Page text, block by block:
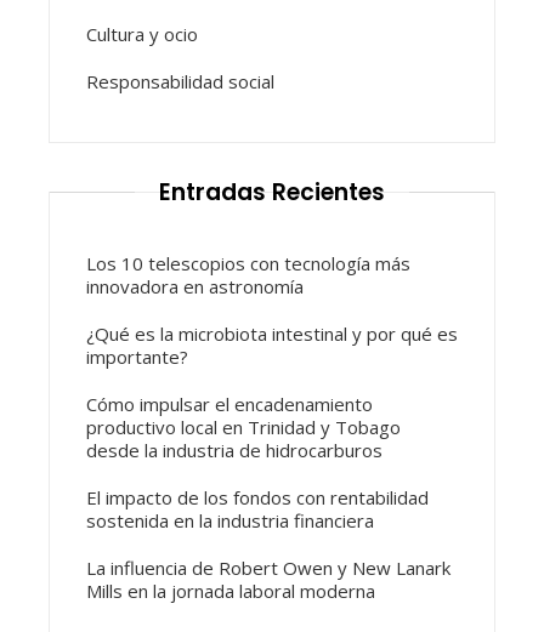
Cultura y ocio
Responsabilidad social
Entradas Recientes
Los 10 telescopios con tecnología más
innovadora en astronomía
¿Qué es la microbiota intestinal y por qué es
importante?
Cómo impulsar el encadenamiento
productivo local en Trinidad y Tobago
desde la industria de hidrocarburos
El impacto de los fondos con rentabilidad
sostenida en la industria financiera
La influencia de Robert Owen y New Lanark
Mills en la jornada laboral moderna